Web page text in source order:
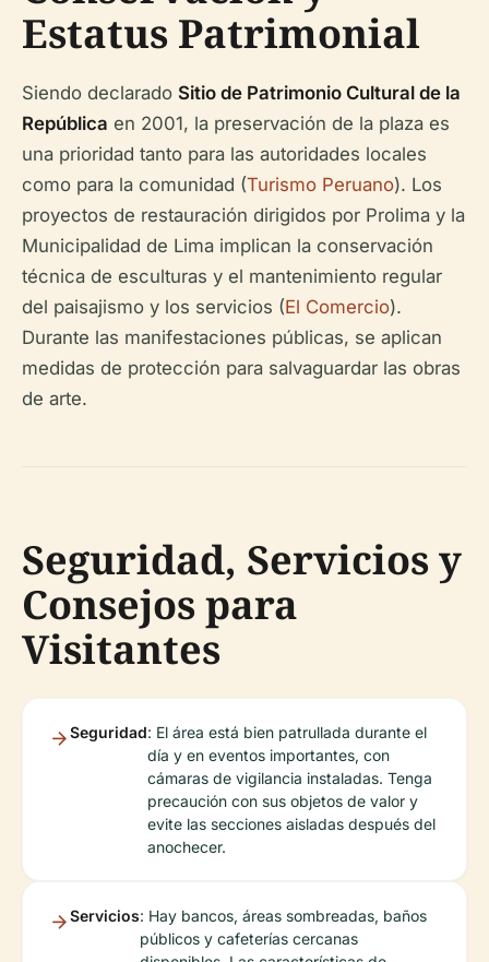
Estatus Patrimonial
Siendo declarado Sitio de Patrimonio Cultural de la
República en 2001, la preservación de la plaza es
una prioridad tanto para las autoridades locales
como para la comunidad (Turismo Peruano). Los
proyectos de restauración dirigidos por Prolima y la
Municipalidad de Lima implican la conservación
técnica de esculturas y el mantenimiento regular
del paisajismo y los servicios (El Comercio).
Durante las manifestaciones públicas, se aplican
medidas de protección para salvaguardar las obras
de arte.
Seguridad, Servicios y
Consejos para
Visitantes
Seguridad: El área está bien patrullada durante el
día y en eventos importantes, con
cámaras de vigilancia instaladas. Tenga
precaución con sus objetos de valor y
evite las secciones aisladas después del
anochecer.
Servicios: Hay bancos, áreas sombreadas, baños
públicos y cafeterías cercanas